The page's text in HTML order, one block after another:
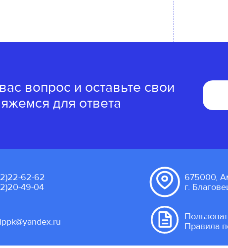
вопрос и оставьте свои
для ответа
62-62
49-04
675000,
г.
Правила